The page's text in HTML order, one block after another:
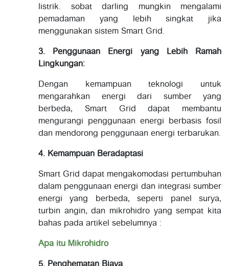
listrik. sobat darling mungkin mengalami
pemadaman yang lebih singkat jika
menggunakan sistem Smart Grid.
3. Penggunaan Energi yang Lebih Ramah
Lingkungan:
Dengan kemampuan teknologi untuk
mengarahkan energi dari sumber yang
berbeda, Smart Grid dapat membantu
mengurangi penggunaan energi berbasis fosil
dan mendorong penggunaan energi terbarukan.
4. Kemampuan Beradaptasi
Smart Grid dapat mengakomodasi pertumbuhan
dalam penggunaan energi dan integrasi sumber
energi yang berbeda, seperti panel surya,
turbin angin, dan mikrohidro yang sempat kita
bahas pada artikel sebelumnya :
Apa itu Mikrohidro